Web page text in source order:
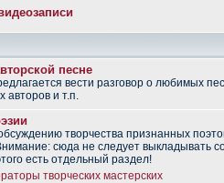
песне
вести разговор о любимых
авторов и т.п.
творчества признанных
сюда не следует выкладывать
есть отдельный раздел!
творческих мастерских